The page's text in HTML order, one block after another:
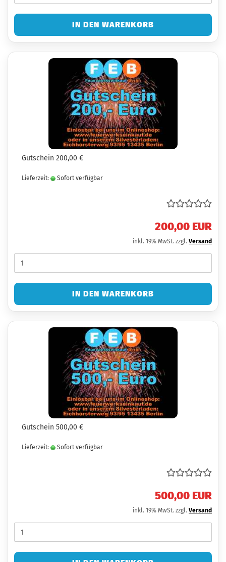
IN DEN WARENKORB
Gutschein 200,00 €
Lieferzeit: Sofort verfügbar
200,00 EUR
inkl. 19% MwSt. zzgl. Versand
IN DEN WARENKORB
Gutschein 500,00 €
Lieferzeit: Sofort verfügbar
500,00 EUR
inkl. 19% MwSt. zzgl. Versand